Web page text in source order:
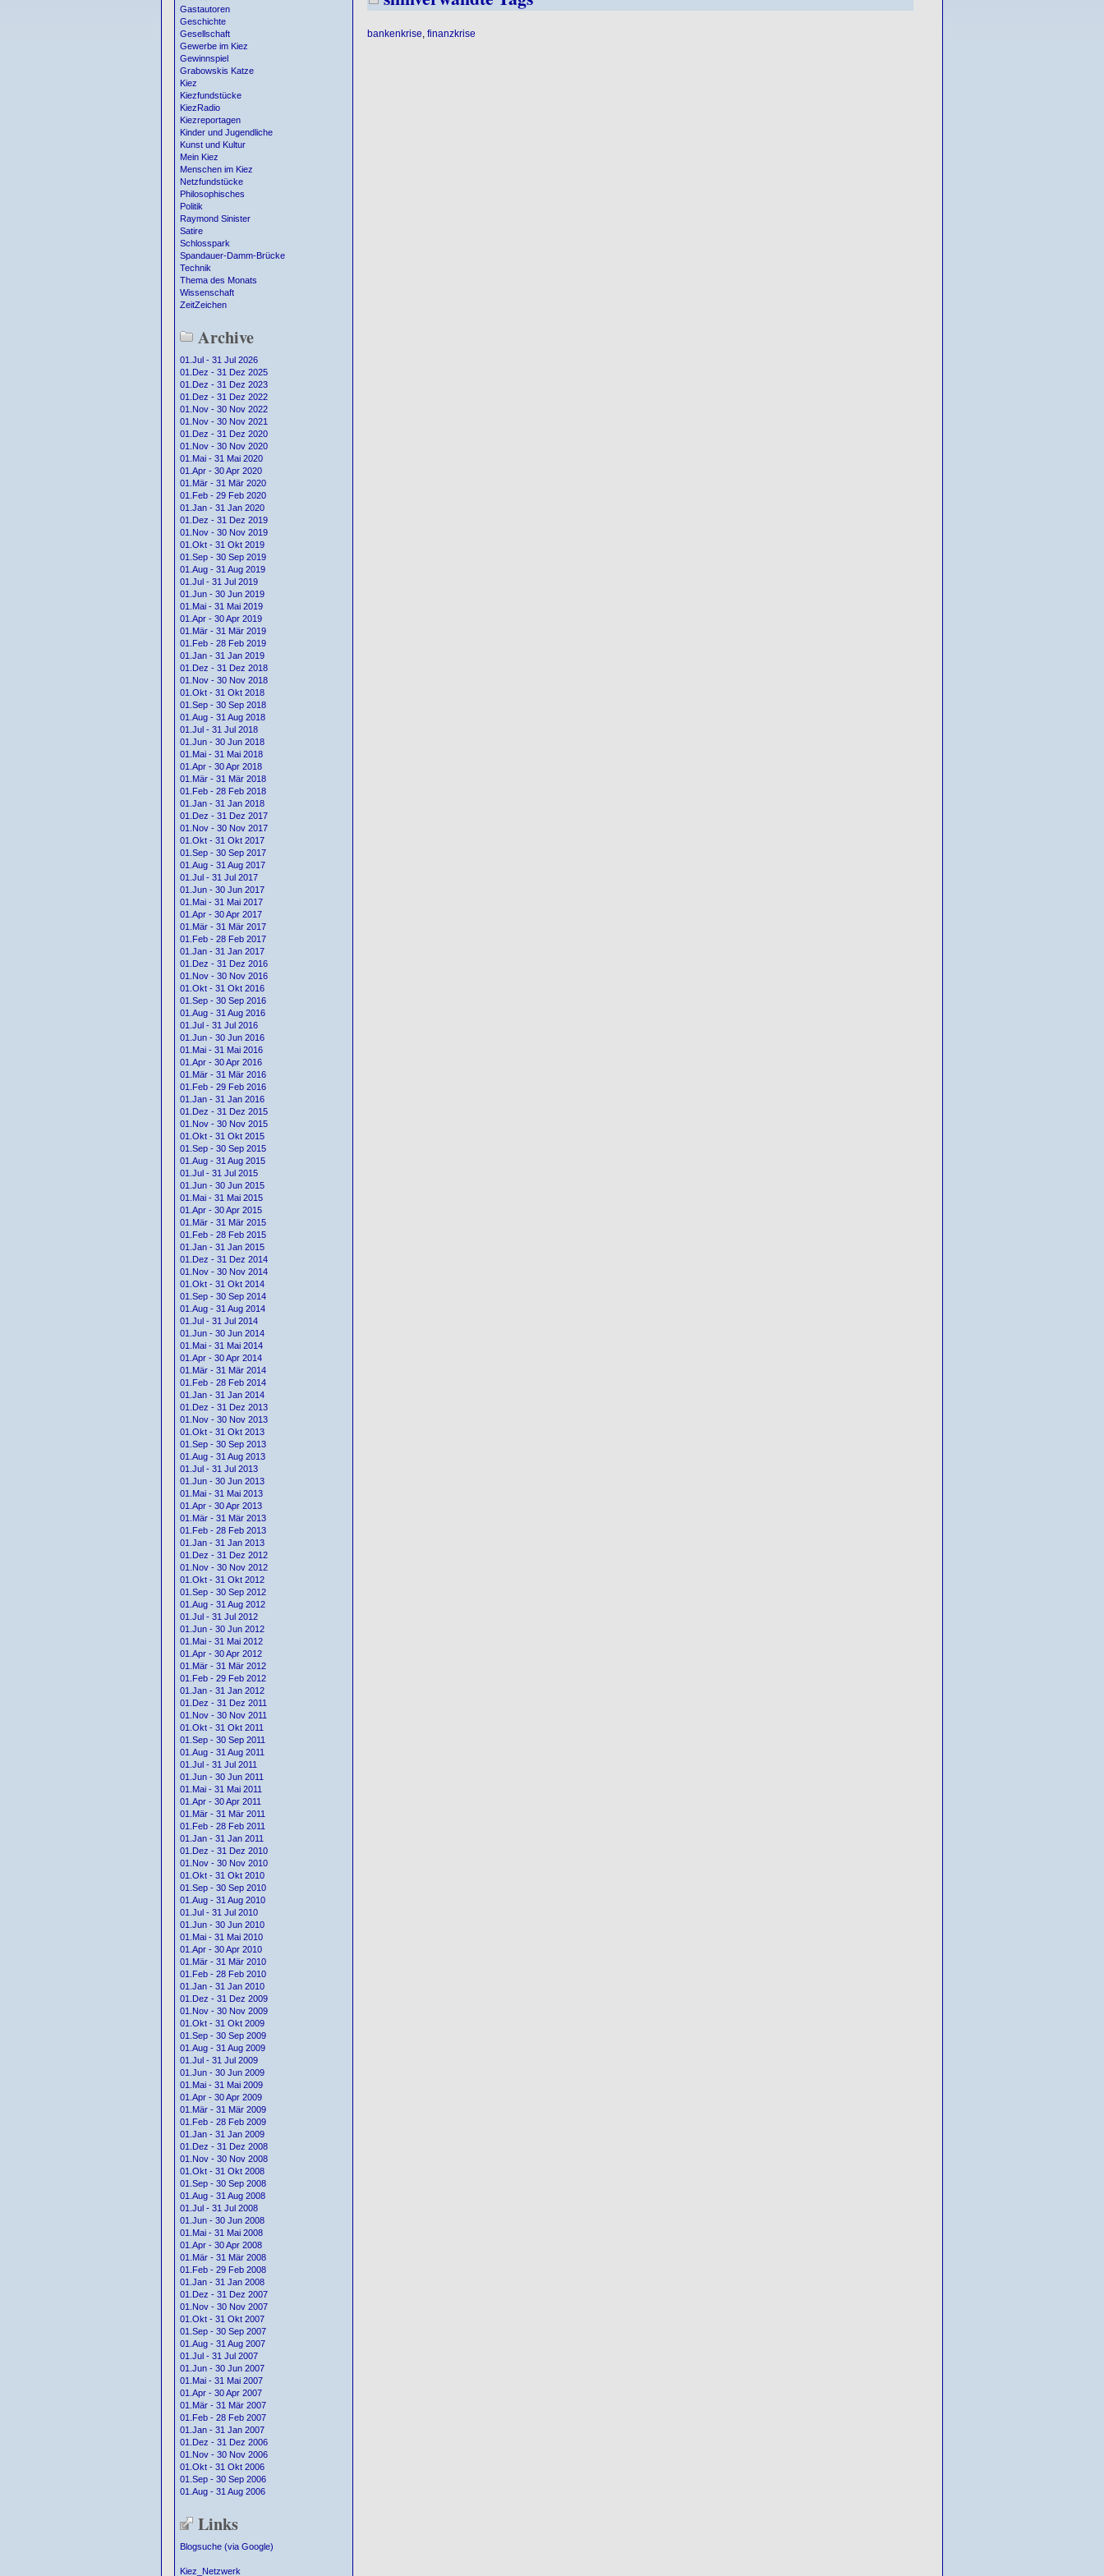
Gastautoren
Geschichte
Gesellschaft
Gewerbe im Kiez
Gewinnspiel
Grabowskis Katze
Kiez
Kiezfundstücke
KiezRadio
Kiezreportagen
Kinder und Jugendliche
Kunst und Kultur
Mein Kiez
Menschen im Kiez
Netzfundstücke
Philosophisches
Politik
Raymond Sinister
Satire
Schlosspark
Spandauer-Damm-Brücke
Technik
Thema des Monats
Wissenschaft
ZeitZeichen
Archive
01.Jul - 31 Jul 2026
01.Dez - 31 Dez 2025
01.Dez - 31 Dez 2023
01.Dez - 31 Dez 2022
01.Nov - 30 Nov 2022
01.Nov - 30 Nov 2021
01.Dez - 31 Dez 2020
01.Nov - 30 Nov 2020
01.Mai - 31 Mai 2020
01.Apr - 30 Apr 2020
01.Mär - 31 Mär 2020
01.Feb - 29 Feb 2020
01.Jan - 31 Jan 2020
01.Dez - 31 Dez 2019
01.Nov - 30 Nov 2019
01.Okt - 31 Okt 2019
01.Sep - 30 Sep 2019
01.Aug - 31 Aug 2019
01.Jul - 31 Jul 2019
01.Jun - 30 Jun 2019
01.Mai - 31 Mai 2019
01.Apr - 30 Apr 2019
01.Mär - 31 Mär 2019
01.Feb - 28 Feb 2019
01.Jan - 31 Jan 2019
01.Dez - 31 Dez 2018
01.Nov - 30 Nov 2018
01.Okt - 31 Okt 2018
01.Sep - 30 Sep 2018
01.Aug - 31 Aug 2018
01.Jul - 31 Jul 2018
01.Jun - 30 Jun 2018
01.Mai - 31 Mai 2018
01.Apr - 30 Apr 2018
01.Mär - 31 Mär 2018
01.Feb - 28 Feb 2018
01.Jan - 31 Jan 2018
01.Dez - 31 Dez 2017
01.Nov - 30 Nov 2017
01.Okt - 31 Okt 2017
01.Sep - 30 Sep 2017
01.Aug - 31 Aug 2017
01.Jul - 31 Jul 2017
01.Jun - 30 Jun 2017
01.Mai - 31 Mai 2017
01.Apr - 30 Apr 2017
01.Mär - 31 Mär 2017
01.Feb - 28 Feb 2017
01.Jan - 31 Jan 2017
01.Dez - 31 Dez 2016
01.Nov - 30 Nov 2016
01.Okt - 31 Okt 2016
01.Sep - 30 Sep 2016
01.Aug - 31 Aug 2016
01.Jul - 31 Jul 2016
01.Jun - 30 Jun 2016
01.Mai - 31 Mai 2016
01.Apr - 30 Apr 2016
01.Mär - 31 Mär 2016
01.Feb - 29 Feb 2016
01.Jan - 31 Jan 2016
01.Dez - 31 Dez 2015
01.Nov - 30 Nov 2015
01.Okt - 31 Okt 2015
01.Sep - 30 Sep 2015
01.Aug - 31 Aug 2015
01.Jul - 31 Jul 2015
01.Jun - 30 Jun 2015
01.Mai - 31 Mai 2015
01.Apr - 30 Apr 2015
01.Mär - 31 Mär 2015
01.Feb - 28 Feb 2015
01.Jan - 31 Jan 2015
01.Dez - 31 Dez 2014
01.Nov - 30 Nov 2014
01.Okt - 31 Okt 2014
01.Sep - 30 Sep 2014
01.Aug - 31 Aug 2014
01.Jul - 31 Jul 2014
01.Jun - 30 Jun 2014
01.Mai - 31 Mai 2014
01.Apr - 30 Apr 2014
01.Mär - 31 Mär 2014
01.Feb - 28 Feb 2014
01.Jan - 31 Jan 2014
01.Dez - 31 Dez 2013
01.Nov - 30 Nov 2013
01.Okt - 31 Okt 2013
01.Sep - 30 Sep 2013
01.Aug - 31 Aug 2013
01.Jul - 31 Jul 2013
01.Jun - 30 Jun 2013
01.Mai - 31 Mai 2013
01.Apr - 30 Apr 2013
01.Mär - 31 Mär 2013
01.Feb - 28 Feb 2013
01.Jan - 31 Jan 2013
01.Dez - 31 Dez 2012
01.Nov - 30 Nov 2012
01.Okt - 31 Okt 2012
01.Sep - 30 Sep 2012
01.Aug - 31 Aug 2012
01.Jul - 31 Jul 2012
01.Jun - 30 Jun 2012
01.Mai - 31 Mai 2012
01.Apr - 30 Apr 2012
01.Mär - 31 Mär 2012
01.Feb - 29 Feb 2012
01.Jan - 31 Jan 2012
01.Dez - 31 Dez 2011
01.Nov - 30 Nov 2011
01.Okt - 31 Okt 2011
01.Sep - 30 Sep 2011
01.Aug - 31 Aug 2011
01.Jul - 31 Jul 2011
01.Jun - 30 Jun 2011
01.Mai - 31 Mai 2011
01.Apr - 30 Apr 2011
01.Mär - 31 Mär 2011
01.Feb - 28 Feb 2011
01.Jan - 31 Jan 2011
01.Dez - 31 Dez 2010
01.Nov - 30 Nov 2010
01.Okt - 31 Okt 2010
01.Sep - 30 Sep 2010
01.Aug - 31 Aug 2010
01.Jul - 31 Jul 2010
01.Jun - 30 Jun 2010
01.Mai - 31 Mai 2010
01.Apr - 30 Apr 2010
01.Mär - 31 Mär 2010
01.Feb - 28 Feb 2010
01.Jan - 31 Jan 2010
01.Dez - 31 Dez 2009
01.Nov - 30 Nov 2009
01.Okt - 31 Okt 2009
01.Sep - 30 Sep 2009
01.Aug - 31 Aug 2009
01.Jul - 31 Jul 2009
01.Jun - 30 Jun 2009
01.Mai - 31 Mai 2009
01.Apr - 30 Apr 2009
01.Mär - 31 Mär 2009
01.Feb - 28 Feb 2009
01.Jan - 31 Jan 2009
01.Dez - 31 Dez 2008
01.Nov - 30 Nov 2008
01.Okt - 31 Okt 2008
01.Sep - 30 Sep 2008
01.Aug - 31 Aug 2008
01.Jul - 31 Jul 2008
01.Jun - 30 Jun 2008
01.Mai - 31 Mai 2008
01.Apr - 30 Apr 2008
01.Mär - 31 Mär 2008
01.Feb - 29 Feb 2008
01.Jan - 31 Jan 2008
01.Dez - 31 Dez 2007
01.Nov - 30 Nov 2007
01.Okt - 31 Okt 2007
01.Sep - 30 Sep 2007
01.Aug - 31 Aug 2007
01.Jul - 31 Jul 2007
01.Jun - 30 Jun 2007
01.Mai - 31 Mai 2007
01.Apr - 30 Apr 2007
01.Mär - 31 Mär 2007
01.Feb - 28 Feb 2007
01.Jan - 31 Jan 2007
01.Dez - 31 Dez 2006
01.Nov - 30 Nov 2006
01.Okt - 31 Okt 2006
01.Sep - 30 Sep 2006
01.Aug - 31 Aug 2006
Links
Blogsuche (via Google)
Kiez_Netzwerk
bankenkrise finanzkrise